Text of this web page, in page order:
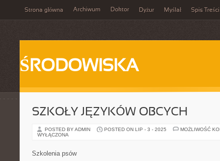
Strona główna Archiwum Doktor Dyżur Myślał Spis Treści
ŚRODOWISKA
SZKOŁY JĘZYKÓW OBCYCH
POSTED BY ADMIN POSTED ON LIP - 3 - 2025
MOŻLIWOŚĆ
WYŁĄCZONA
Szkolenia psów